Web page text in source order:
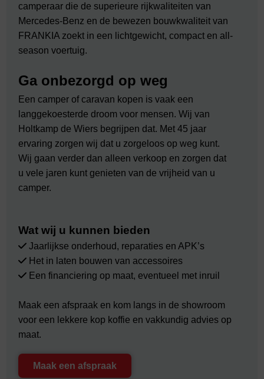
camperaar die de superieure rijkwaliteiten van
Mercedes-Benz en de bewezen bouwkwaliteit van
FRANKIA zoekt in een lichtgewicht, compact en all-
season voertuig.
Ga onbezorgd op weg
Een camper of caravan kopen is vaak een
langgekoesterde droom voor mensen. Wij van
Holtkamp de Wiers begrijpen dat. Met 45 jaar
ervaring zorgen wij dat u zorgeloos op weg kunt.
Wij gaan verder dan alleen verkoop en zorgen dat
u vele jaren kunt genieten van de vrijheid van u
camper.
Wat wij u kunnen bieden
Jaarlijkse onderhoud, reparaties en APK’s
Het in laten bouwen van accessoires
Een financiering op maat, eventueel met inruil
Maak een afspraak en kom langs in de showroom
voor een lekkere kop koffie en vakkundig advies op
maat.
Maak een afspraak